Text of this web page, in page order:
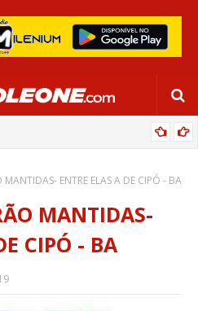
MANTIDAS- ENTRE ELAS A DE CIPÓ - BA
MANTIDAS-
CIPÓ - BA